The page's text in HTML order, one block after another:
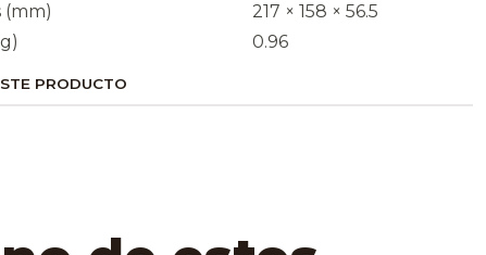
(mm)
217 × 158 × 56.5
0.96
PRODUCTO